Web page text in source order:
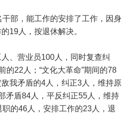
部，能工作的安排了工作，因身
19人，按退休解决。
、营业员100人，同时复查纠
的22人；“文化大革命”期间的78
我矛盾的4人，纠正3人，维持原
矛盾84人，平反纠正55人，维持
的46人，安排工作的23人，退